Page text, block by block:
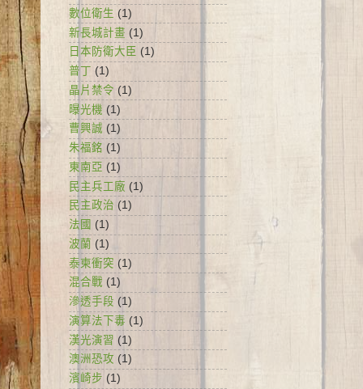
數位衛生 (1)
新長城計畫 (1)
日本防衛大臣 (1)
普丁 (1)
晶片禁令 (1)
曝光機 (1)
曹興誠 (1)
朱福銘 (1)
東南亞 (1)
民主兵工廠 (1)
民主政治 (1)
法國 (1)
波蘭 (1)
泰柬衝突 (1)
混合戰 (1)
滲透手段 (1)
演算法下毒 (1)
漢光演習 (1)
澳洲恐攻 (1)
濱崎步 (1)